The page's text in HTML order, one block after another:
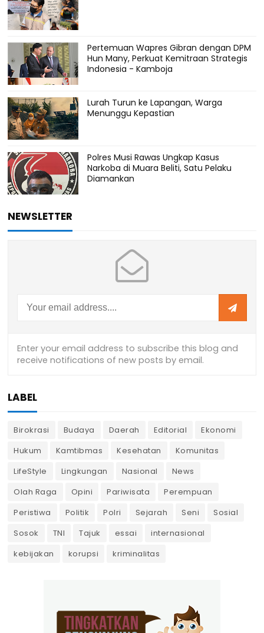
Pertemuan Wapres Gibran dengan DPM
Hun Many, Perkuat Kemitraan Strategis
Indonesia - Kamboja
Lurah Turun ke Lapangan, Warga
Menunggu Kepastian
Polres Musi Rawas Ungkap Kasus
Narkoba di Muara Beliti, Satu Pelaku
Diamankan
NEWSLETTER
LABEL
Birokrasi Budaya Daerah Editorial
Ekonomi
Hukum
Kamtibmas Kesehatan
Komunitas
LifeStyle
Lingkungan Nasional
News
Olah Raga
Opini Pariwisata
Perempuan
Peristiwa
Politik Polri Sejarah Seni
Sosial
Sosok
TNI Tajuk essai
internasional
kebijakan
korupsi kriminalitas